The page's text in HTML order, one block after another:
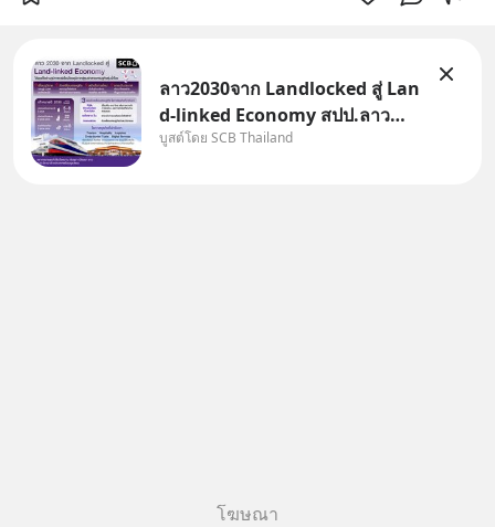
ลาว2030จาก Landlocked สู่ Lan
d-linked Economy สปป.ลาว
กำลังเปลี่ยนบทบาทจาก “ประเทศ
บูสต์โดย SCB Thailand
โฆษณา